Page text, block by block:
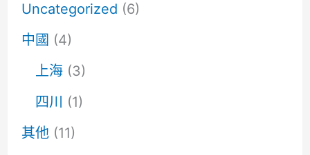
Uncategorized (6)
中國 (4)
上海(3)
四川
(1)
其他(11)